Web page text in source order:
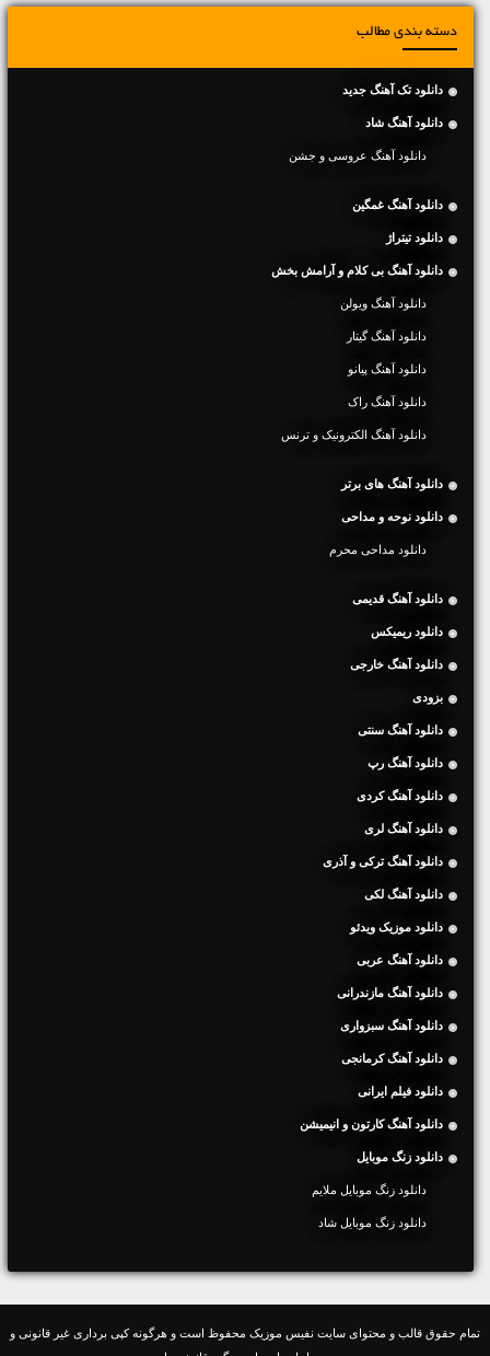
دسته بندی مطالب
دانلود تک آهنگ جدید
دانلود آهنگ شاد
دانلود آهنگ عروسی و جشن
دانلود آهنگ غمگین
دانلود تیتراژ
دانلود آهنگ بی کلام و آرامش بخش
دانلود آهنگ ویولن
دانلود آهنگ گیتار
دانلود آهنگ پیانو
دانلود آهنگ راک
دانلود آهنگ الکترونیک و ترنس
دانلود آهنگ های برتر
دانلود نوحه و مداحی
دانلود مداحی محرم
دانلود آهنگ قدیمی
دانلود ریمیکس
دانلود آهنگ خارجی
بزودی
دانلود آهنگ سنتی
دانلود آهنگ رپ
دانلود آهنگ کردی
دانلود آهنگ لری
دانلود آهنگ ترکی و آذری
دانلود آهنگ لکی
دانلود موزیک ویدئو
دانلود آهنگ عربی
دانلود آهنگ مازندرانی
دانلود آهنگ سبزواری
دانلود آهنگ کرمانجی
دانلود فیلم ایرانی
دانلود آهنگ کارتون و انیمیشن
دانلود زنگ موبایل
دانلود زنگ موبایل ملایم
دانلود زنگ موبایل شاد
تمام حقوق قالب و محتوای سایت نفیس موزیک محفوظ است و هرگونه کپی برداری غیر قانونی و